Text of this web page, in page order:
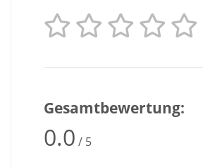
Gesamtbewertung:
0.0 / 5